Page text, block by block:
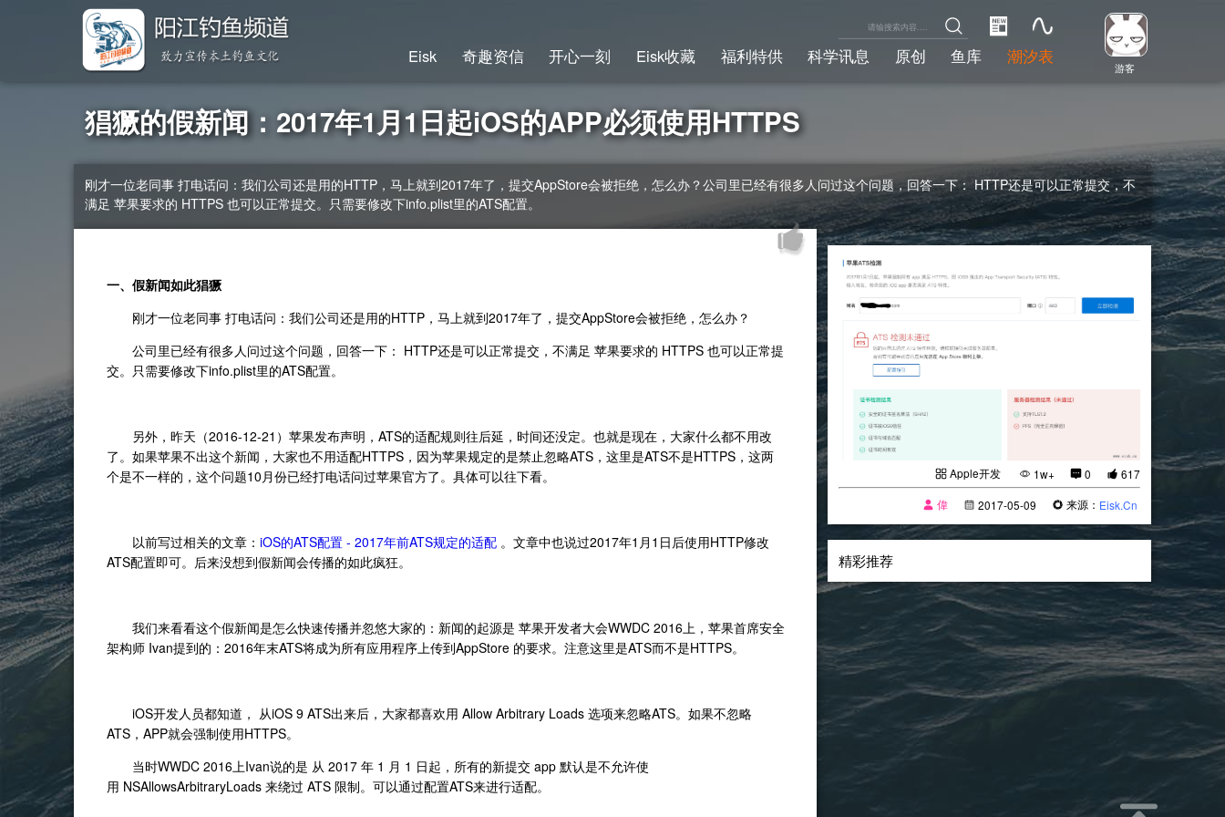
游客
Eisk 奇趣资信 开心一刻 Eisk收藏 福利特供 科学讯息 原创 鱼库 潮汐表
猖獗的假新闻：2017年1月1日起iOS的APP必须使用HTTPS
刚才一位老同事 打电话问：我们公司还是用的HTTP，马上就到2017年了，提交AppStore会被拒绝，怎么办？公司里已经有很多人问过这个问题，回答一下： HTTP还是可以正常提交，不
满足 苹果要求的 HTTPS 也可以正常提交。只需要修改下info.plist里的ATS配置。
一、假新闻如此猖獗
刚才一位老同事 打电话问：我们公司还是用的HTTP，马上就到2017年了，提交AppStore会被拒绝，怎么办？
公司里已经有很多人问过这个问题，回答一下： HTTP还是可以正常提交，不满足 苹果要求的 HTTPS 也可以正常提
交。只需要修改下info.plist里的ATS配置。
另外，昨天（2016-12-21）苹果发布声明，ATS的适配规则往后延，时间还没定。也就是现在，大家什么都不用改
了。如果苹果不出这个新闻，大家也不用适配HTTPS，因为苹果规定的是禁止忽略ATS，这里是ATS不是HTTPS，这两
个是不一样的，这个问题10月份已经打电话问过苹果官方了。具体可以往下看。
以前写过相关的文章： iOS的ATS配置 - 2017年前ATS规定的适配。文章中也说过2017年1月1日后使用HTTP修改
ATS配置即可。后来没想到假新闻会传播的如此疯狂。
我们来看看这个假新闻是怎么快速传播并忽悠大家的：新闻的起源是 苹果开发者大会WWDC 2016上，苹果首席安全
架构师 Ivan提到的：2016年末ATS将成为所有应用程序上传到AppStore 的要求。注意这里是ATS而不是HTTPS。
iOS开发人员都知道， 从iOS 9 ATS出来后，大家都喜欢用 Allow Arbitrary Loads 选项来忽略ATS。如果不忽略
ATS，APP就会强制使用HTTPS。
当时WWDC 2016上Ivan说的是 从 2017 年 1 月 1 日起，所有的新提交 app 默认是不允许使
用 NSAllowsArbitraryLoads 来绕过 ATS 限制。可以通过配置ATS来进行适配。
Apple开发 1w+ 0
617
偉
2017-05-09 来源： Eisk.Cn
精彩推荐